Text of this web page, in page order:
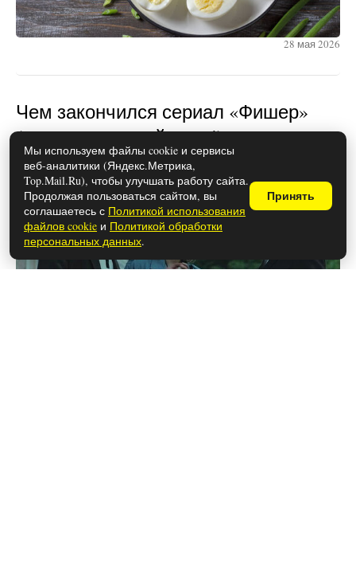
28 мая 2026
Чем закончился сериал «Фишер»
(осторожно, спойлеры!)
Мы используем файлы cookie и сервисы
веб-аналитики (Яндекс.Метрика,
Top.Mail.Ru), чтобы улучшать работу сайта.
Продолжая пользоваться сайтом, вы
соглашаетесь с Политикой использования
файлов cookie и Политикой обработки
персональных данных.
Принять